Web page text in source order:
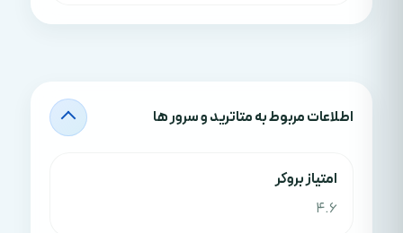
اطلاعات مربوط به متاترید و سرور ها
امتياز بروکر
4.6